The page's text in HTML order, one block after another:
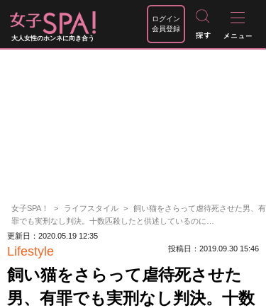
大人女性のホンネに向き合う
ログイン
会員登録
女子SPA！ ライフスタイル
飼い猫をさらって虐待死させた男、有
罪でも実刑なし判決。十数匹殺したと供述しているのに…
更新日：2020.05.19 12:35
Lifestyle 投稿日：2019.09.30 15:46
飼い猫をさらって虐待死させた
男、有罪でも実刑なし判決。十数